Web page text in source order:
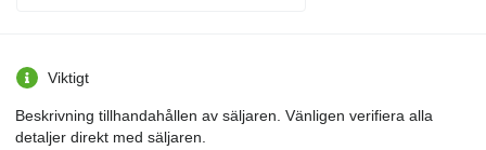
Viktigt
Beskrivning tillhandahållen av säljaren. Vänligen verifiera alla
detaljer direkt med säljaren.